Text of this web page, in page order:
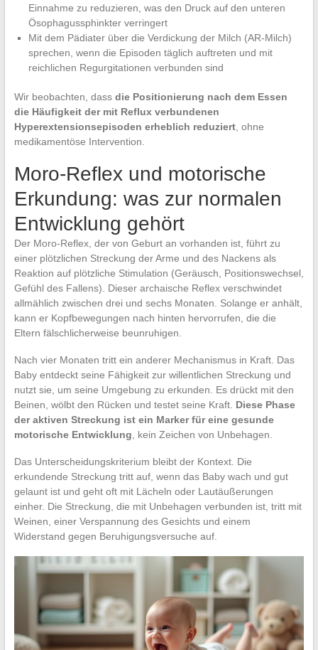
Einnahme zu reduzieren, was den Druck auf den unteren
Ösophagussphinkter verringert
Mit dem Pädiater über die Verdickung der Milch (AR-Milch)
sprechen, wenn die Episoden täglich auftreten und mit
reichlichen Regurgitationen verbunden sind
Wir beobachten, dass die Positionierung nach dem Essen
die Häufigkeit der mit Reflux verbundenen
Hyperextensionsepisoden erheblich reduziert, ohne
medikamentöse Intervention.
Moro-Reflex und motorische
Erkundung: was zur normalen
Entwicklung gehört
Der Moro-Reflex, der von Geburt an vorhanden ist, führt zu
einer plötzlichen Streckung der Arme und des Nackens als
Reaktion auf plötzliche Stimulation (Geräusch, Positionswechsel,
Gefühl des Fallens). Dieser archaische Reflex verschwindet
allmählich zwischen drei und sechs Monaten. Solange er anhält,
kann er Kopfbewegungen nach hinten hervorrufen, die die
Eltern fälschlicherweise beunruhigen.
Nach vier Monaten tritt ein anderer Mechanismus in Kraft. Das
Baby entdeckt seine Fähigkeit zur willentlichen Streckung und
nutzt sie, um seine Umgebung zu erkunden. Es drückt mit den
Beinen, wölbt den Rücken und testet seine Kraft. Diese Phase
der aktiven Streckung ist ein Marker für eine gesunde
motorische Entwicklung , kein Zeichen von Unbehagen.
Das Unterscheidungskriterium bleibt der Kontext. Die
erkundende Streckung tritt auf, wenn das Baby wach und gut
gelaunt ist und geht oft mit Lächeln oder Lautäußerungen
einher. Die Streckung, die mit Unbehagen verbunden ist, tritt mit
Weinen, einer Verspannung des Gesichts und einem
Widerstand gegen Beruhigungsversuche auf.